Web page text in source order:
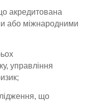
акредитована
або міжнародними
управління
що